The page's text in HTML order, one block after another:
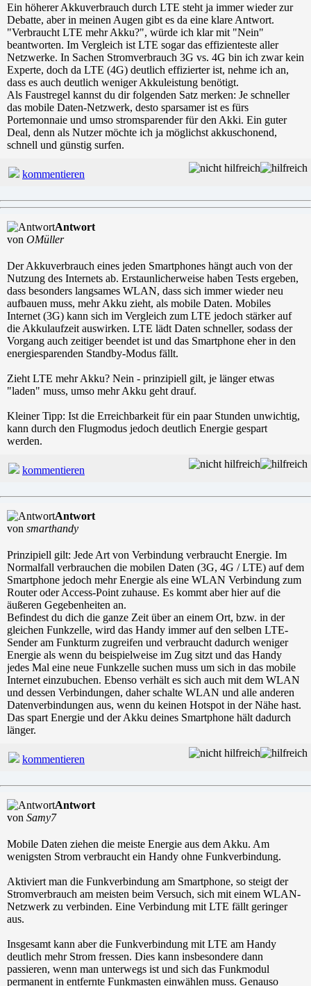
Ein höherer Akkuverbrauch durch LTE steht ja immer wieder zur
Debatte, aber in meinen Augen gibt es da eine klare Antwort.
"Verbraucht LTE mehr Akku?", würde ich klar mit "Nein"
beantworten. Im Vergleich ist LTE sogar das effizienteste aller
Netzwerke. In Sachen Stromverbrauch 3G vs. 4G bin ich zwar kein
Experte, doch da LTE (4G) deutlich effizierter ist, nehme ich an,
dass es auch deutlich weniger Akkuleistung benötigt.
Als Faustregel kannst du dir folgenden Satz merken: Je schneller
das mobile Daten-Netzwerk, desto sparsamer ist es fürs
Portemonnaie und umso stromsparender für den Akki. Ein guter
Deal, denn als Nutzer möchte ich ja möglichst akkuschonend,
schnell und günstig surfen.
kommentieren
Antwort
von OMüller
Der Akkuverbrauch eines jeden Smartphones hängt auch von der
Nutzung des Internets ab. Erstaunlicherweise haben Tests ergeben,
dass besonders langsames WLAN, dass sich immer wieder neu
aufbauen muss, mehr Akku zieht, als mobile Daten. Mobiles
Internet (3G) kann sich im Vergleich zum LTE jedoch stärker auf
die Akkulaufzeit auswirken. LTE lädt Daten schneller, sodass der
Vorgang auch zeitiger beendet ist und das Smartphone eher in den
energiesparenden Standby-Modus fällt.
Zieht LTE mehr Akku? Nein - prinzipiell gilt, je länger etwas
"laden" muss, umso mehr Akku geht drauf.
Kleiner Tipp: Ist die Erreichbarkeit für ein paar Stunden unwichtig,
kann durch den Flugmodus jedoch deutlich Energie gespart
werden.
kommentieren
Antwort
von smarthandy
Prinzipiell gilt: Jede Art von Verbindung verbraucht Energie. Im
Normalfall verbrauchen die mobilen Daten (3G, 4G / LTE) auf dem
Smartphone jedoch mehr Energie als eine WLAN Verbindung zum
Router oder Access-Point zuhause. Es kommt aber hier auf die
äußeren Gegebenheiten an.
Befindest du dich die ganze Zeit über an einem Ort, bzw. in der
gleichen Funkzelle, wird das Handy immer auf den selben LTE-
Sender am Funkturm zugreifen und verbraucht dadurch weniger
Energie als wenn du beispielweise im Zug sitzt und das Handy
jedes Mal eine neue Funkzelle suchen muss um sich in das mobile
Internet einzubuchen. Ebenso verhält es sich auch mit dem WLAN
und dessen Verbindungen, daher schalte WLAN und alle anderen
Datenverbindungen aus, wenn du keinen Hotspot in der Nähe hast.
Das spart Energie und der Akku deines Smartphone hält dadurch
länger.
kommentieren
Antwort
von Samy7
Mobile Daten ziehen die meiste Energie aus dem Akku. Am
wenigsten Strom verbraucht ein Handy ohne Funkverbindung.
Aktiviert man die Funkverbindung am Smartphone, so steigt der
Stromverbrauch am meisten beim Versuch, sich mit einem WLAN-
Netzwerk zu verbinden. Eine Verbindung mit LTE fällt geringer
aus.
Insgesamt kann aber die Funkverbindung mit LTE am Handy
deutlich mehr Strom fressen. Dies kann insbesondere dann
passieren, wenn man unterwegs ist und sich das Funkmodul
permanent in entfernte Funkmasten einwählen muss. Genauso